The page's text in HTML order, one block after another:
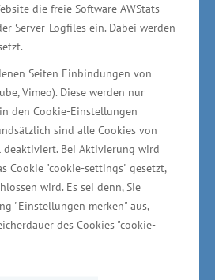
die freie Software AWStats
Server-Logfiles ein. Dabei werden
Seiten Einbindungen von
Vimeo). Diese werden nur
den Cookie-Einstellungen
sind alle Cookies von
Bei Aktivierung wird
Cookie "cookie-settings" gesetzt,
wird. Es sei denn, Sie
"Einstellungen merken" aus,
des Cookies "cookie-
Transferzentrums
initiiert. Das ist ein
sich in dem
sagte Schulte.
im vergangenen Jahr einen
für AUTOTRANS-MV
beträgt insgesamt
Zum
gehören der automotive-mv